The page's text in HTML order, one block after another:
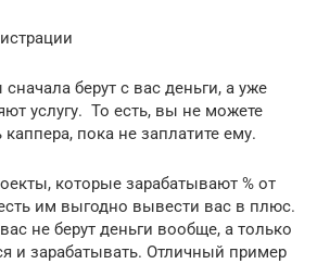
берут с вас деньги, а уже
услугу. То есть, вы не можете
пока не заплатите ему.
которые зарабатывают % от
им выгодно вывести вас в плюс.
не берут деньги вообще, а только
и зарабатывать. Отличный пример